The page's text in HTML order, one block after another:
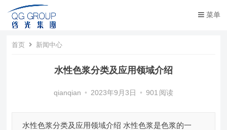
菜单
首页 新闻中心
水性色浆分类及应用领域介绍
qianqian • 2023年9月3日 • 901 阅读
水性色浆分类及应用领域介绍 水性色浆是色浆的一